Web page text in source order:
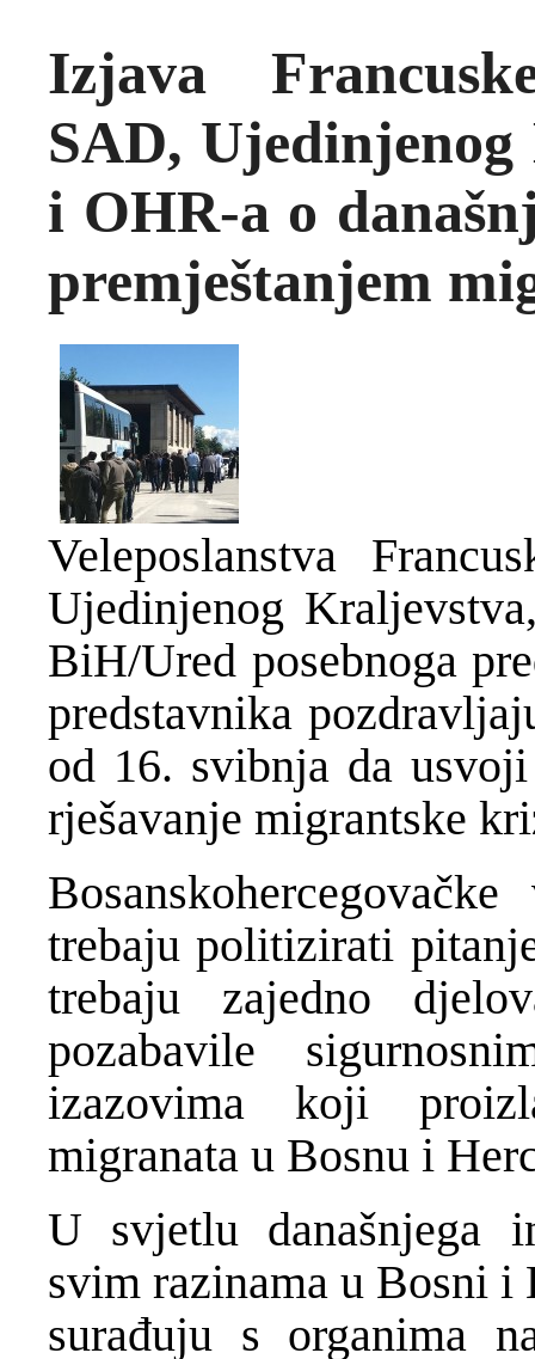
Izjava
SAD,
i OHR-a o
premještanjem
Veleposlanstva
Ujedinjenog
BiH/Ured posebnoga
predstavnika
od 16. svibnja da
rješavanje migrantske
trebaju politizirati
trebaju zajedno
pozabavile
izazovima koji
migranata u Bosnu i
U svjetlu današnjega
svim razinama u Bosni i
surađuju s organima